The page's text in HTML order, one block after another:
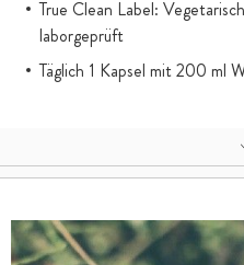
True Clean Label:
laborgeprüft
Täglich 1 Kapsel mit 200 ml